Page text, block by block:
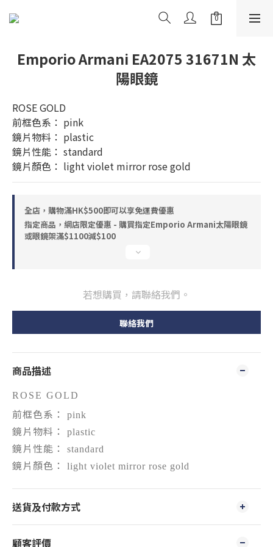
Emporio Armani EA2075 31671N 太
陽眼鏡
ROSE GOLD
前框色系： pink
鏡片物料： plastic
鏡片性能： standard
鏡片顏色： light violet mirror rose gold
全店，購物滿HK$500即可以享免運費優惠
指定商品，網店限定優惠 - 購買指定Emporio Armani太陽眼鏡
或眼鏡架滿$1100減$100
若想購買，請聯絡我們。
聯絡我們
商品描述
ROSE GOLD
前框色系： pink
鏡片物料： plastic
鏡片性能： standard
鏡片顏色： light violet mirror rose gold
送貨及付款方式
顧客評價